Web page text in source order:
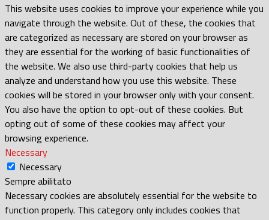
This website uses cookies to improve your experience while you
navigate through the website. Out of these, the cookies that
are categorized as necessary are stored on your browser as
they are essential for the working of basic functionalities of
the website. We also use third-party cookies that help us
analyze and understand how you use this website. These
cookies will be stored in your browser only with your consent.
You also have the option to opt-out of these cookies. But
opting out of some of these cookies may affect your
browsing experience.
Necessary
Necessary
Sempre abilitato
Necessary cookies are absolutely essential for the website to
function properly. This category only includes cookies that